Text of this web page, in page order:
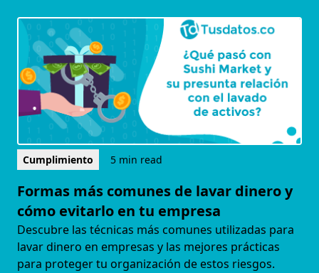
Cumplimiento 5 min read
Formas más comunes de lavar dinero y
cómo evitarlo en tu empresa
Descubre las técnicas más comunes utilizadas para
lavar dinero en empresas y las mejores prácticas
para proteger tu organización de estos riesgos.